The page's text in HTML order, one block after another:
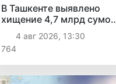
В Ташкенте выявлено
хищение 4,7 млрд сумов
бюджетных средств
через схему с
поддельными чеками и
«кешбэком»
4 авг 2026, 13:30
764